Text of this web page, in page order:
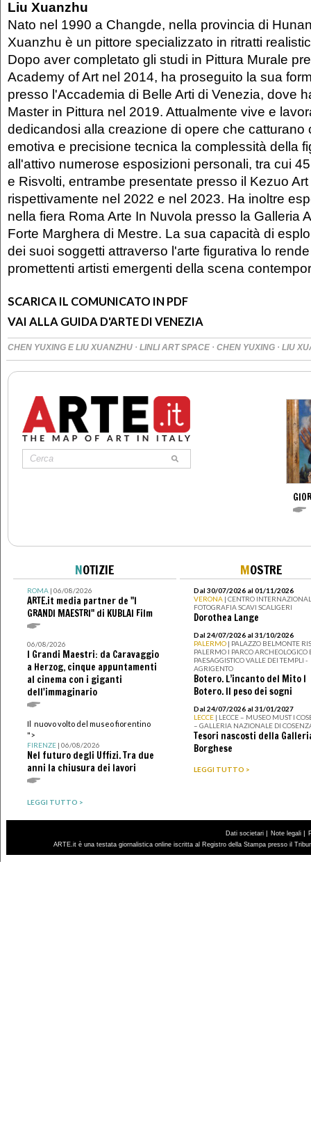
Liu Xuanzhu
Nato nel 1990 a Changde, nella provincia di
Xuanzhu è un pittore specializzato in ritratti
Dopo aver completato gli studi in Pittura Murale
Academy of Art nel 2014, ha proseguito la sua
presso l'Accademia di Belle Arti di Venezia, dove
Master in Pittura nel 2019. Attualmente vive e
dedicandosi alla creazione di opere che catturano
emotiva e precisione tecnica la complessità della
all'attivo numerose esposizioni personali, tra cui
e Risvolti, entrambe presentate presso il Kezuo
rispettivamente nel 2022 e nel 2023. Ha inoltre
nella fiera Roma Arte In Nuvola presso la Galleria
Forte Marghera di Mestre. La sua capacità di
dei suoi soggetti attraverso l'arte figurativa lo
promettenti artisti emergenti della scena
SCARICA IL COMUNICATO IN PDF
VAI ALLA GUIDA D'ARTE DI VENEZIA
CHEN YUXING E LIU XUANZHU · LINLI ART SPACE · CHEN YUXING · LIU
NOTIZIE
ROMA| 06/08/2026
ARTE.it media partner de "I
GRANDI MAESTRI" di KUBLAI Film
06/08/2026
I Grandi Maestri: da Caravaggio
a Herzog, cinque appuntamenti
al cinema con i giganti
dell'immaginario
Il nuovo volto del museo fiorentino
">
FIRENZE| 06/08/2026
Nel futuro degli Uffizi. Tra due
anni la chiusura dei lavori
LEGGI TUTTO >
MOSTRE
Dal 30/07/2026 al 01/11/2026
VERONA | CENTRO
FOTOGRAFIA SCAVI SCALIGERI
Dorothea Lange
Dal 24/07/2026 al 31/10/2026
PALERMO | PALAZZO BELMONTE
PALERMO I PARCO ARCHEOLOGICO
PAESAGGISTICO VALLE DEI TEMPLI -
AGRIGENTO
Botero. L’incanto del Mito I
Botero. Il peso dei sogni
Dal 24/07/2026 al 31/01/2027
LECCE | LECCE – MUSEO MUST I
– GALLERIA NAZIONALE DI
Tesori nascosti della
Borghese
LEGGI TUTTO >
Dati societari | Note legali |
ARTE.it è una testata giornalistica online iscritta al Registro della Stampa presso il